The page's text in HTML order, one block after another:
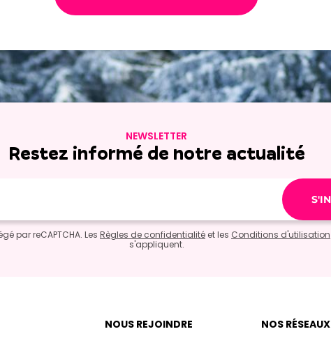
NEWSLETTER
Restez informé de notre actualité
par reCAPTCHA. Les Règles de confidentialité et les Conditions d'utilisation
s'appliquent.
NOUS REJOINDRE
NOS RÉSEAUX